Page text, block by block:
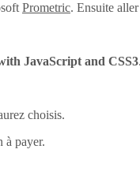
Prometric. Ensuite
JavaScript and CSS3.
choisis.
à payer.